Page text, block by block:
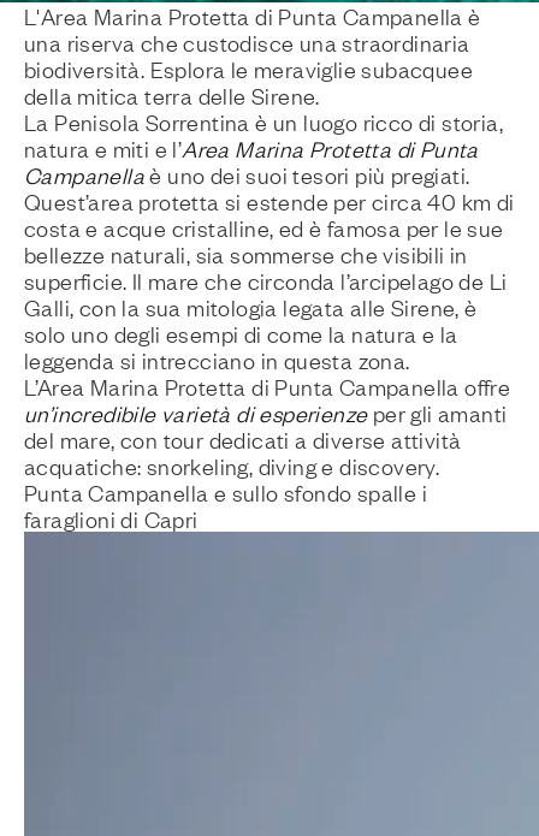
L'Area Marina Protetta di Punta Campanella è
una riserva che custodisce una straordinaria
biodiversità. Esplora le meraviglie subacquee
della mitica terra delle Sirene.
La Penisola Sorrentina è un luogo ricco di storia,
natura e miti e l’Area Marina Protetta di Punta
Campanellaè uno dei suoi tesori più pregiati.
Quest’area protetta si estende per circa 40 km di
costa e acque cristalline, ed è famosa per le sue
bellezze naturali, sia sommerse che visibili in
superficie. Il mare che circonda l’arcipelago de Li
Galli, con la sua mitologia legata alle Sirene, è
solo uno degli esempi di come la natura e la
leggenda si intrecciano in questa zona.
L’Area Marina Protetta di Punta Campanella offre
un’incredibile varietà di esperienzeper gli amanti
del mare, con tour dedicati a diverse attività
acquatiche: snorkeling, diving e discovery.
Punta Campanella e sullo sfondo spalle i
faraglioni di Capri